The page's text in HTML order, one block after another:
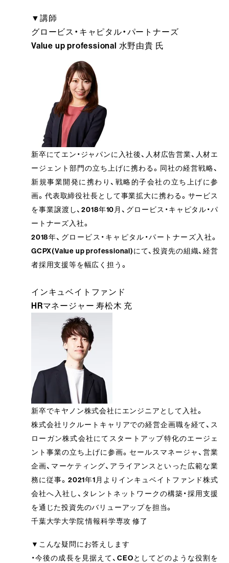
▼講師
グロービス・キャピタル・パートナーズ
Value up professional 水野由貴 氏
新卒にてエン・ジャパンに入社後、人材広告営業、人材エ
ージェント部門の立ち上げに携わる。同社の経営戦略、
新規事業開発に携わり、戦略的子会社の立ち上げに参
画。代表取締役社長として事業拡大に携わる。サービス
を事業譲渡し、2018年10月、グロービス・キャピタル・パ
ートナーズ入社。
2018年、グロービス・キャピタル・パートナーズ入社。
GCPX(Value up professional)にて、投資先の組織、経営
者採用支援等を幅広く担う。
インキュベイトファンド
HRマネージャー 寿松木 充
新卒でキヤノン株式会社にエンジニアとして入社。
株式会社リクルートキャリアでの経営企画職を経て、ス
ローガン株式会社にてスタートアップ特化のエージェ
ント事業の立ち上げに参画。 セールスマネージャ、営業
企画、マーケティング、アライアンスといった広範な業
務に従事。2021年1月よりインキュベイトファンド株式
会社へ入社し、タレントネットワークの構築・採用支援
を通じた投資先のバリューアップを担当。
千葉大学大学院 情報科学専攻 修了
▼こんな疑問にお答えします
・今後の成長を見据えて、CEOとしてどのような役割を